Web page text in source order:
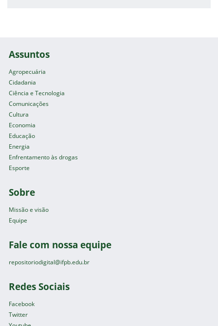
Assuntos
Agropecuária
Cidadania
Ciência e Tecnologia
Comunicações
Cultura
Economia
Educação
Energia
Enfrentamento às drogas
Esporte
Sobre
Missão e visão
Equipe
Fale com nossa equipe
repositoriodigital@ifpb.edu.br
Redes Sociais
Facebook
Twitter